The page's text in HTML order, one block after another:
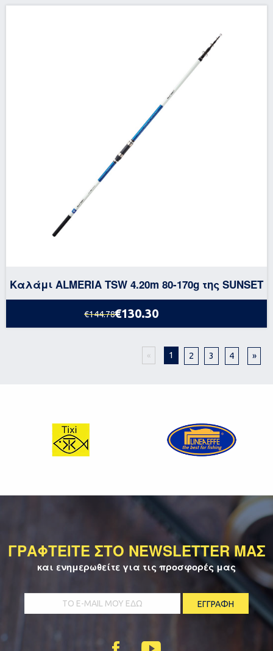
Καλάμι ALMERIA TSW 4.20m 80-170g της SUNSET
€144.78€130.30
« 1 2 3 4 »
ΓΡΑΦΤΕΙΤΕ ΣΤΟ NEWSLETTER ΜΑΣ
και ενημερωθείτε για τις προσφορές μας